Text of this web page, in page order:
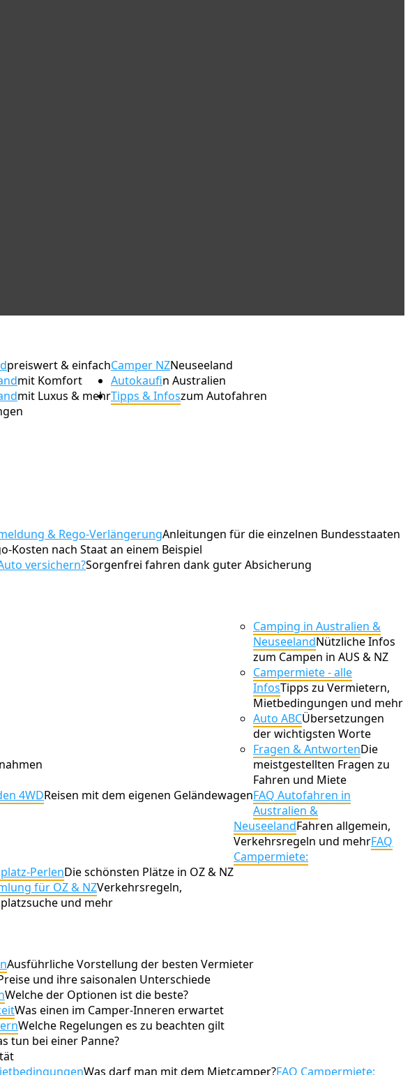
Camper NZNeuseeland
preiswert & einfach
mit Komfort
mit Luxus & mehr
Autokaufin Australien
& Rego-VerlängerungAnleitungen für die einzelnen Bundesstaaten
Kosten nach Staat an einem Beispiel
versichern?Sorgenfrei fahren dank guter Absicherung
Tipps & Infoszum Autofahren
4WDReisen mit dem eigenen Geländewagen
Camping in Australien &
NeuseelandNützliche Infos
zum Campen in AUS & NZ
PerlenDie schönsten Plätze in OZ & NZ
für OZ & NZVerkehrsregeln,
und mehr
Campermiete - alle
InfosTipps zu Vermietern,
Mietbedingungen und mehr
Ausführliche Vorstellung der besten Vermieter
und ihre saisonalen Unterschiede
Welche der Optionen ist die beste?
Was einen im Camper-Inneren erwartet
Welche Regelungen es zu beachten gilt
tun bei einer Panne?
Auto ABCÜbersetzungen
der wichtigsten Worte
Fragen & AntwortenDie
meistgestellten Fragen zu
Fahren und Miete
FAQ Autofahren in
Australien &
NeuseelandFahren allgemein,
Verkehrsregeln und mehrFAQ
Campermiete:
Was darf man mit dem Mietcamper?FAQ Campermiete: